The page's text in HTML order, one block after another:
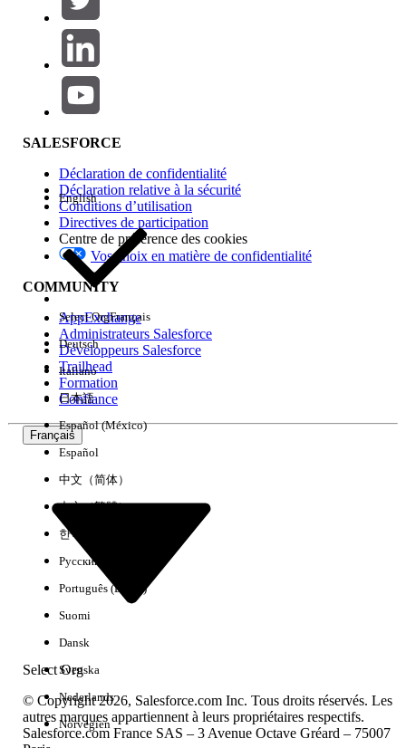
Gamme de produits
Impact des fonctionnalités
Edition
Expérience
Aucun résultat
SALESFORCE
Déclaration de confidentialité
Déclaration relative à la sécurité
Conditions d’utilisation
Directives de participation
Centre de préférence des cookies
Vos choix en matière de confidentialité
COMMUNITY
AppExchange
Administrateurs Salesforce
Développeurs Salesforce
Trailhead
Formation
Confiance
Français
Select Org
English
Select OrgFrançais
Deutsch
Italiano
日本語
Español (México)
Español
中文（简体）
中文（繁體）
한국어
Русский
Português (Brasil)
Suomi
Dansk
Svenska
Nederlands
Norvégien
© Copyright 2026, Salesforce.com Inc. Tous droits réservés. Les
autres marques appartiennent à leurs propriétaires respectifs.
Salesforce.com France SAS – 3 Avenue Octave Gréard – 75007